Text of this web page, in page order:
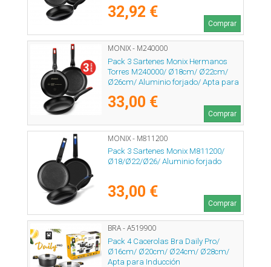
32,92 €
Comprar
MONIX - M240000
Pack 3 Sartenes Monix Hermanos
Torres M240000/ Ø18cm/ Ø22cm/
Ø26cm/ Aluminio forjado/ Apta para
33,00 €
Comprar
MONIX - M811200
Pack 3 Sartenes Monix M811200/
Ø18/Ø22/Ø26/ Aluminio forjado
33,00 €
Comprar
BRA - A519900
Pack 4 Cacerolas Bra Daily Pro/
Ø16cm/ Ø20cm/ Ø24cm/ Ø28cm/
Apta para Inducción